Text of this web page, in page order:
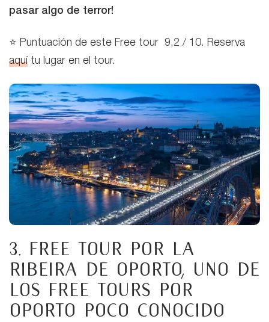
pasar algo de terror!
⭐ Puntuación de este Free tour 9,2 / 10. Reserva
aquí tu lugar en el tour.
3. Free tour por la
Ribeira de Oporto, uno de
los free tours por
Oporto poco conocido